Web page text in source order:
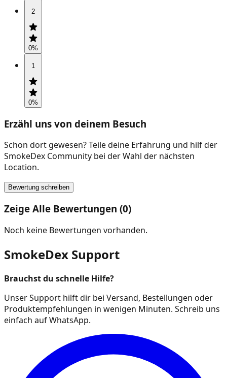
2
0%
1
0%
Erzähl uns von deinem Besuch
Schon dort gewesen? Teile deine Erfahrung und hilf der
SmokeDex Community bei der Wahl der nächsten
Location.
Bewertung schreiben
Zeige Alle Bewertungen (0)
Noch keine Bewertungen vorhanden.
SmokeDex Support
Brauchst du schnelle Hilfe?
Unser Support hilft dir bei Versand, Bestellungen oder
Produktempfehlungen in wenigen Minuten. Schreib uns
einfach auf WhatsApp.